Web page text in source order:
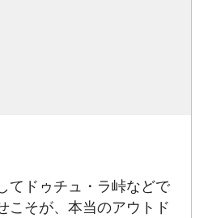
てドゥチュ・ラ峠などで
こそが、本当のアウトド